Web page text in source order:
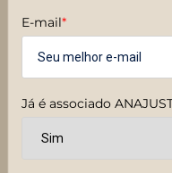
E-mail*
Já é associado